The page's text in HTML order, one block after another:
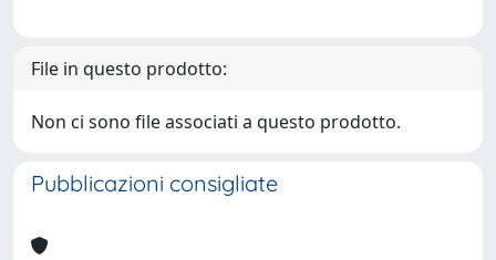
File in questo prodotto:
Non ci sono file associati a questo prodotto.
Pubblicazioni consigliate